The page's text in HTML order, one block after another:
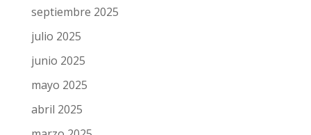
septiembre 2025
julio 2025
junio 2025
mayo 2025
abril 2025